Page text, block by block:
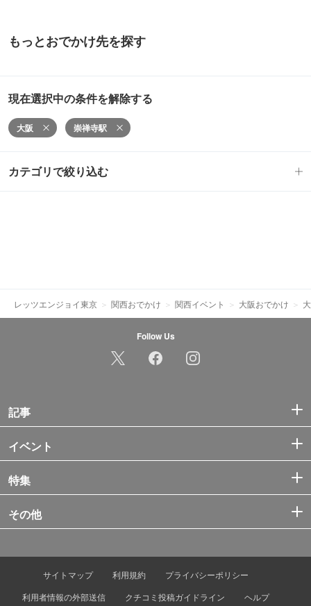
もっとおでかけ先を探す
現在選択中の条件を解除する
大阪 崇禅寺駅
カテゴリで絞り込む
レッツエンジョイ東京 関西おでかけ 関西イベント 大阪おでかけ
Follow Us
記事
イベント
特集
その他
サイトマップ 利用規約
プライバシーポリシー
利用者情報の外部送信
クチコミ投稿ガイドライン ヘルプ